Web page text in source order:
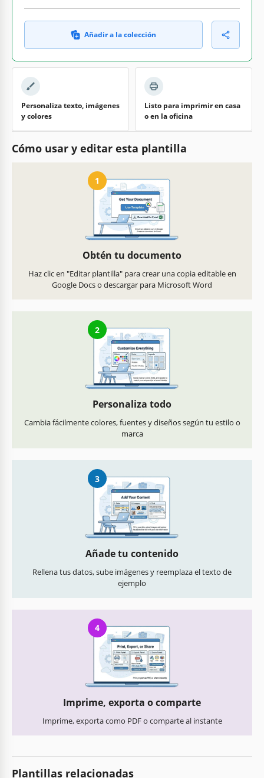
Añadir a la colección
Personaliza texto, imágenes
y colores
Listo para imprimir en casa
o en la oficina
Cómo usar y editar esta plantilla
1
Obtén tu documento
Haz clic en "Editar plantilla" para crear una copia editable en
Google Docs o descargar para Microsoft Word
2
Personaliza todo
Cambia fácilmente colores, fuentes y diseños según tu estilo o
marca
3
Añade tu contenido
Rellena tus datos, sube imágenes y reemplaza el texto de
ejemplo
4
Imprime, exporta o comparte
Imprime, exporta como PDF o comparte al instante
Plantillas relacionadas